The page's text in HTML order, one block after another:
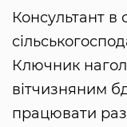
Консультант в
Ключник
вітчизняним
працювати